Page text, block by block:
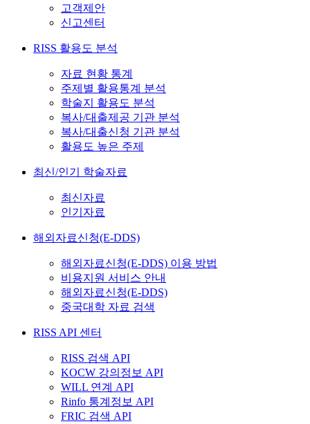
고객제안
신고센터
RISS 활용도 분석
자료 현황 통계
주제별 활용통계 분석
학술지 활용도 분석
복사/대출제공 기관 분석
복사/대출신청 기관 분석
활용도 높은 주제
최신/인기 학술자료
최신자료
인기자료
해외자료신청(E-DDS)
해외자료신청(E-DDS) 이용 방법
비용지원 서비스 안내
해외자료신청(E-DDS)
중국대학 자료 검색
RISS API 센터
RISS 검색 API
KOCW 강의정보 API
WILL 연계 API
Rinfo 통계정보 API
FRIC 검색 API